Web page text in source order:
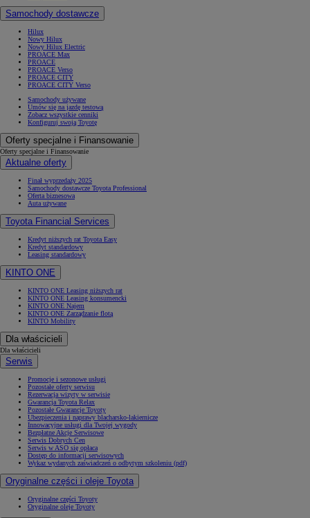
Samochody dostawcze
Hilux
Nowy Hilux
Nowy Hilux Electric
PROACE Max
PROACE
PROACE Verso
PROACE CITY
PROACE CITY Verso
Samochody używane
Umów się na jazdę testową
Zobacz wszystkie cenniki
Konfiguruj swoją Toyotę
Oferty specjalne i Finansowanie
Oferty specjalne i Finansowanie
Aktualne oferty
Finał wyprzedaży 2025
Samochody dostawcze Toyota Professional
Oferta biznesowa
Auta używane
Toyota Financial Services
Kredyt niższych rat Toyota Easy
Kredyt standardowy
Leasing standardowy
KINTO ONE
KINTO ONE Leasing niższych rat
KINTO ONE Leasing konsumencki
KINTO ONE Najem
KINTO ONE Zarządzanie flotą
KINTO Mobility
Dla właścicieli
Dla właścicieli
Serwis
Promocje i sezonowe usługi
Pozostałe oferty serwisu
Rezerwacja wizyty w serwisie
Gwarancja Toyota Relax
Pozostałe Gwarancje Toyoty
Ubezpieczenia i naprawy blacharsko-lakiernicze
Innowacyjne usługi dla Twojej wygody
Bezpłatne Akcje Serwisowe
Serwis Dobrych Cen
Serwis w ASO się opłaca
Dostęp do informacji serwisowych
Wykaz wydanych zaświadczeń o odbytym szkoleniu (pdf)
Oryginalne części i oleje Toyota
Oryginalne części Toyoty
Oryginalne oleje Toyoty